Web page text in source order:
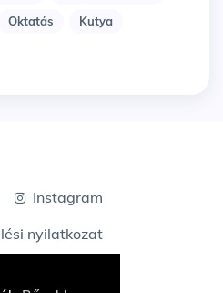
Oktatás
Kutya
Instagram
nyilatkozat